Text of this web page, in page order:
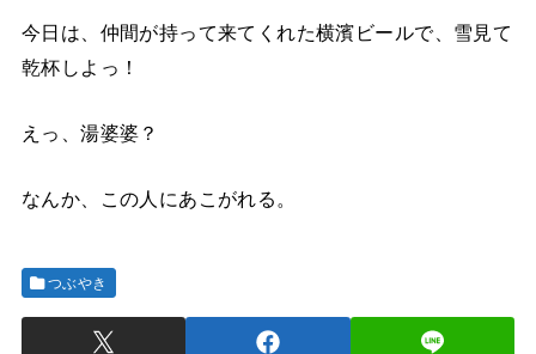
今日は、仲間が持って来てくれた横濱ビールで、雪見て
乾杯しよっ！
えっ、湯婆婆？
なんか、この人にあこがれる。
つぶやき